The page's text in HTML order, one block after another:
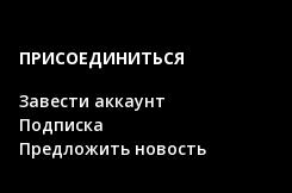
ПРИСОЕДИНИТЬСЯ
Завести аккаунт
Подписка
Предложить новость